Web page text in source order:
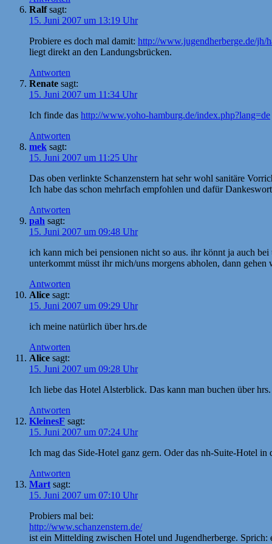
Ralf sagt:
15. Juni 2007 um 13:19 Uhr
Probiere es doch mal damit: http://www.jugendherberge.de/jh/
liegt direkt an den Landungsbrücken.
Antworten
Renate sagt:
15. Juni 2007 um 11:34 Uhr
Ich finde das http://www.yoho-hamburg.de/index.php?lang=de
Antworten
mek sagt:
15. Juni 2007 um 11:25 Uhr
Das oben verlinkte Schanzenstern hat sehr wohl sanitäre
Ich habe das schon mehrfach empfohlen und dafür
Antworten
pah sagt:
15. Juni 2007 um 09:48 Uhr
ich kann mich bei pensionen nicht so aus. ihr könnt ja auch
unterkommt müsst ihr mich/uns morgens abholen, dann
Antworten
Alice sagt:
15. Juni 2007 um 09:29 Uhr
ich meine natürlich über hrs.de
Antworten
Alice sagt:
15. Juni 2007 um 09:28 Uhr
Ich liebe das Hotel Alsterblick. Das kann man buchen über
Antworten
KleinesF sagt:
15. Juni 2007 um 07:24 Uhr
Ich mag das Side-Hotel ganz gern. Oder das nh-Suite-Hotel
Antworten
Mart sagt:
15. Juni 2007 um 07:10 Uhr
Probiers mal bei:
http://www.schanzenstern.de/
ist ein Mittelding zwischen Hotel und Jugendherberge.